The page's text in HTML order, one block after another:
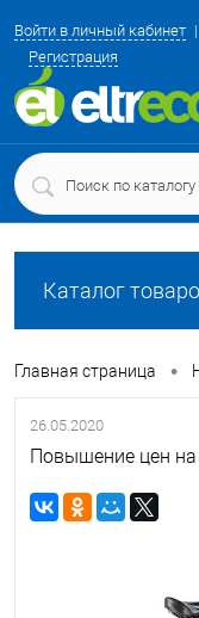
Войти в личный кабинет
Регистрация
Каталог
Главная страница •
26.05.2020
Повышение цен на